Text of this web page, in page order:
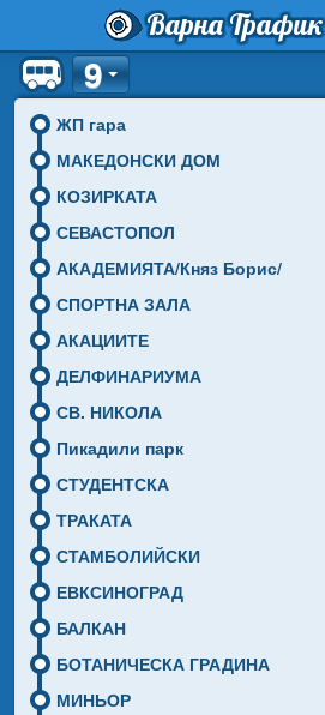
Варна Трафик
9
ЖП гара
МАКЕДОНСКИ ДОМ
КОЗИРКАТА
СЕВАСТОПОЛ
АКАДЕМИЯТА/Княз Борис/
СПОРТНА ЗАЛА
АКАЦИИТЕ
ДЕЛФИНАРИУМА
СВ. НИКОЛА
Пикадили парк
СТУДЕНТСКА
ТРАКАТА
СТАМБОЛИЙСКИ
ЕВКСИНОГРАД
БАЛКАН
БОТАНИЧЕСКА ГРАДИНА
МИНЬОР